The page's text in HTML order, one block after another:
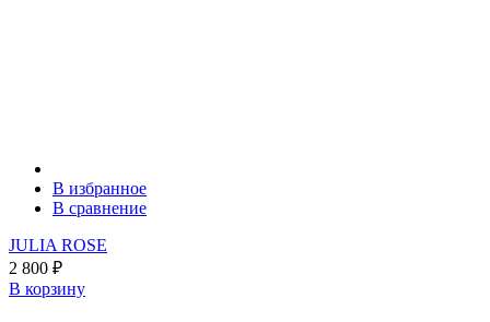
В избранное
В сравнение
JULIA ROSE
2 800 ₽
В корзину